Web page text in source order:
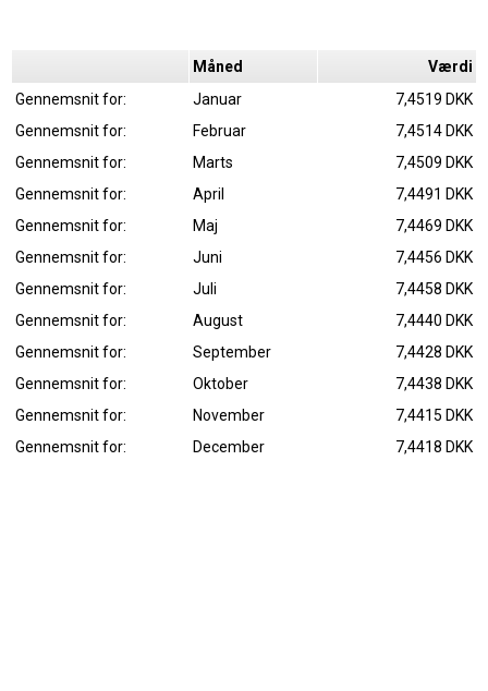
Måned
Værdi
Gennemsnit for:
Januar
7,4519 DKK
Gennemsnit for:
Februar
7,4514 DKK
Gennemsnit for:
Marts
7,4509 DKK
Gennemsnit for:
April
7,4491 DKK
Gennemsnit for:
Maj
7,4469 DKK
Gennemsnit for:
Juni
7,4456 DKK
Gennemsnit for:
Juli
7,4458 DKK
Gennemsnit for:
August
7,4440 DKK
Gennemsnit for:
September
7,4428 DKK
Gennemsnit for:
Oktober
7,4438 DKK
Gennemsnit for:
November
7,4415 DKK
Gennemsnit for:
December 7,4418 DKK